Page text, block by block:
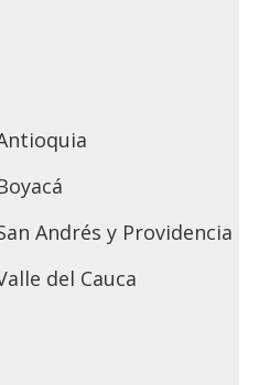
Andrés y Providencia
del Cauca